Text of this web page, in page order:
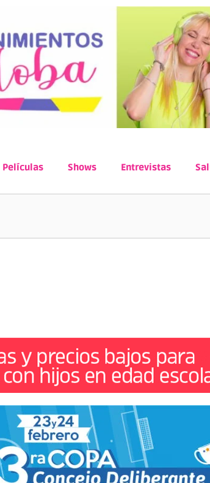
Películas Shows Entrevistas